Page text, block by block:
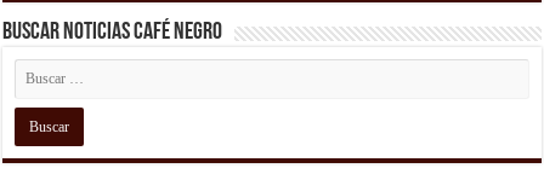
Buscar Noticias Café Negro